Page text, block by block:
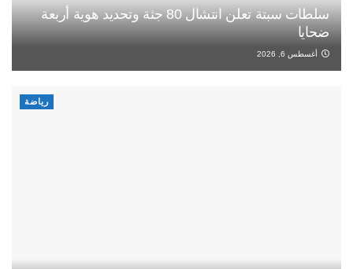
سلطات سبتة تعلن انتشال 80 جثة وتحديد هوية أربعة
ضحايا
أغسطس 6, 2026
رياضة